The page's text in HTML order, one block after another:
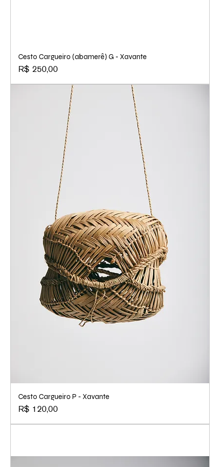
Cesto Cargueiro (abamerê) G - Xavante
Preço
R$ 250,00
Cesto Cargueiro P - Xavante
Preço
R$ 120,00